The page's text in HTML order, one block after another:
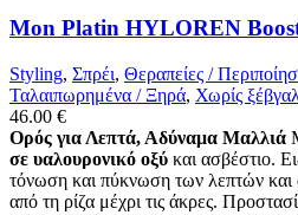
Mon Platin HYLOREN
Styling, Σπρέι, Θεραπείες /
Ταλαιπωρημένα / Ξηρά, Χωρίς
46.00 €
Ορός για Λεπτά, Αδύναμα Μαλλιά
σε υαλουρονικό οξύ και ασβέστιο.
τόνωση και πύκνωση των λεπτών
από τη ρίζα μέχρι τις άκρες.